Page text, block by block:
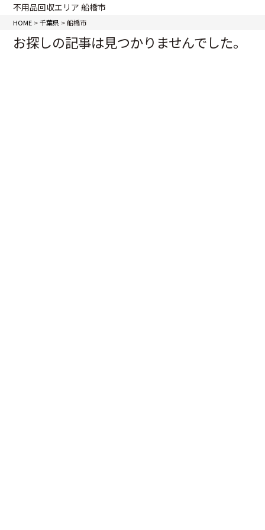
不用品回収エリア 船橋市
HOME >千葉県 >船橋市
お探しの記事は見つかりませんでした。